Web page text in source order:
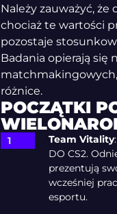
Należy zauważyć,
chociaż te wartości
pozostaje
Badania opierają się
różnice.
POCZĄTKI
Team Vitality
DO CS2.
prezentują
wcześniej
esportu.